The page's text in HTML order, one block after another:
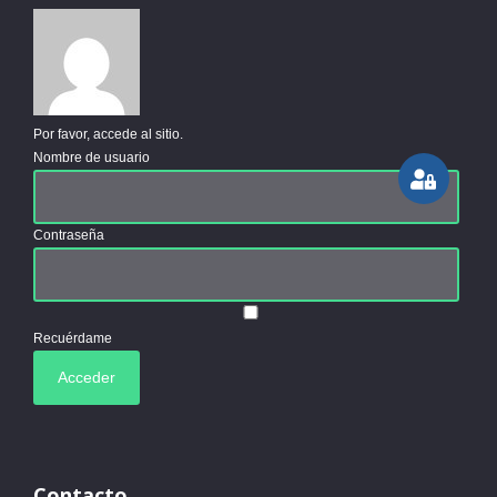
Por favor, accede al sitio.
Nombre de usuario
Contraseña
Recuérdame